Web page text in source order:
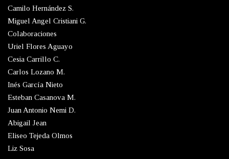
Camilo Hernández S.
Miguel Angel Cristiani G.
Colaboraciones
Uriel Flores Aguayo
Cesia Carrillo C.
Carlos Lozano M.
Inés García Nieto
Esteban Casanova M.
Juan Antonio Nemi D.
Abigail Jean
Eliseo Tejeda Olmos
Liz Sosa